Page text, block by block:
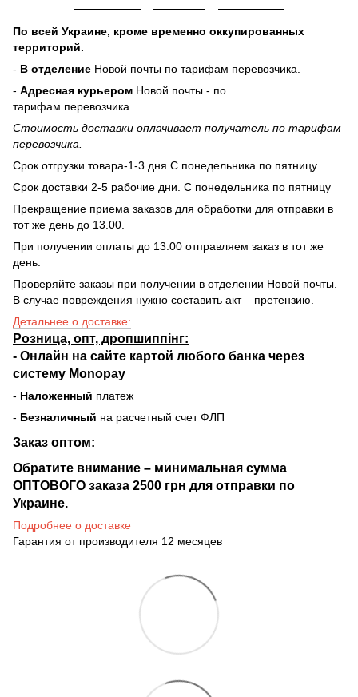
По всей Украине, кроме временно оккупированных
территорий.
- В отделение Новой почты по тарифам перевозчика.
- Адресная курьером Новой почты - по
тарифам перевозчика.
Стоимость доставки оплачивает получатель по тарифам
перевозчика.
Срок отгрузки товара-1-3 дня.С понедельника по пятницу
Срок доставки 2-5 рабочие дни. С понедельника по пятницу
Прекращение приема заказов для обработки для отправки в
тот же день до 13.00.
При получении оплаты до 13:00 отправляем заказ в тот же
день.
Проверяйте заказы при получении в отделении Новой почты.
В случае повреждения нужно составить акт – претензию.
Детальнее о доставке:
Розница, опт, дропшиппінг:
- Онлайн на сайте картой любого банка через
систему Monopay
- Наложенный платеж
- Безналичный на расчетный счет ФЛП
Заказ оптом:
Обратите внимание – минимальная сумма
ОПТОВОГО заказа 2500 грн для отправки по
Украине.
Подробнее о доставке
Гарантия от производителя 12 месяцев